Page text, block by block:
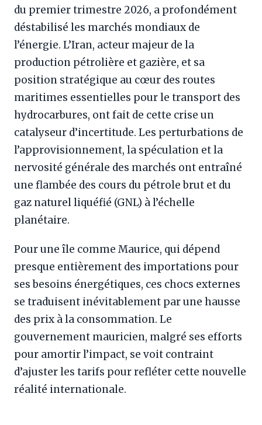
du premier trimestre 2026, a profondément
déstabilisé les marchés mondiaux de
l’énergie. L’Iran, acteur majeur de la
production pétrolière et gazière, et sa
position stratégique au cœur des routes
maritimes essentielles pour le transport des
hydrocarbures, ont fait de cette crise un
catalyseur d’incertitude. Les perturbations de
l’approvisionnement, la spéculation et la
nervosité générale des marchés ont entraîné
une flambée des cours du pétrole brut et du
gaz naturel liquéfié (GNL) à l’échelle
planétaire.
Pour une île comme Maurice, qui dépend
presque entièrement des importations pour
ses besoins énergétiques, ces chocs externes
se traduisent inévitablement par une hausse
des prix à la consommation. Le
gouvernement mauricien, malgré ses efforts
pour amortir l’impact, se voit contraint
d’ajuster les tarifs pour refléter cette nouvelle
réalité internationale.